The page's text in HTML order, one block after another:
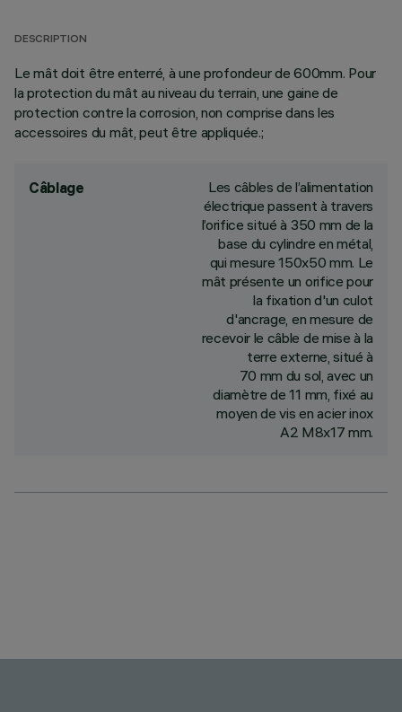
DESCRIPTION
Le mât doit être enterré, à une profondeur de 600mm. Pour
la protection du mât au niveau du terrain, une gaine de
protection contre la corrosion, non comprise dans les
accessoires du mât, peut être appliquée.;
Câblage
Les câbles de l’alimentation
électrique passent à travers
l’orifice situé à 350 mm de la
base du cylindre en métal,
qui mesure 150x50 mm. Le
mât présente un orifice pour
la fixation d'un culot
d'ancrage, en mesure de
recevoir le câble de mise à la
terre externe, situé à
70 mm du sol, avec un
diamètre de 11 mm, fixé au
moyen de vis en acier inox
A2 M8x17 mm.